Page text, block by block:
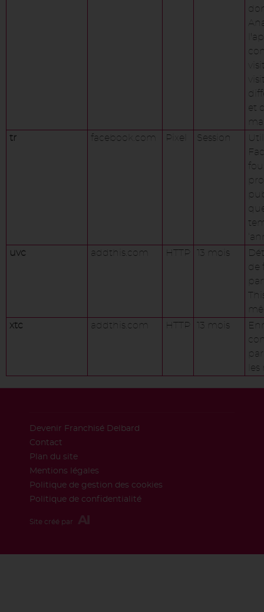
et
tr
facebook.com Pixel Session
uvc
addthis.com HTTP 13 mois
de
xtc
addthis.com HTTP 13 mois
Devenir Franchisé Delbard
Contact
Plan du site
Mentions légales
Politique de gestion des cookies
Politique de confidentialité
Site créé par